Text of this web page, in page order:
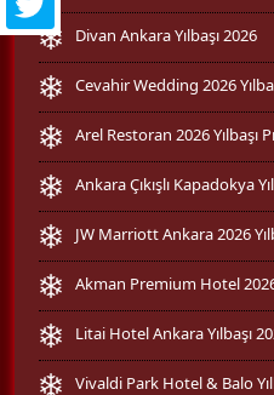
Divan Ankara Yılbaşı 2026
Cevahir Wedding 2026
Arel Restoran 2026 Yılbaşı
Ankara Çıkışlı Kapadokya
JW Marriott Ankara 2026
Akman Premium Hotel 2026
Litai Hotel Ankara Yılbaşı
Vivaldi Park Hotel & Balo